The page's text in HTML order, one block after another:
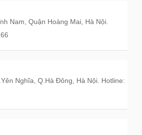
Nam, Quận Hoàng Mai, Hà Nội.
Nghĩa, Q.Hà Đông, Hà Nội. Hotline: